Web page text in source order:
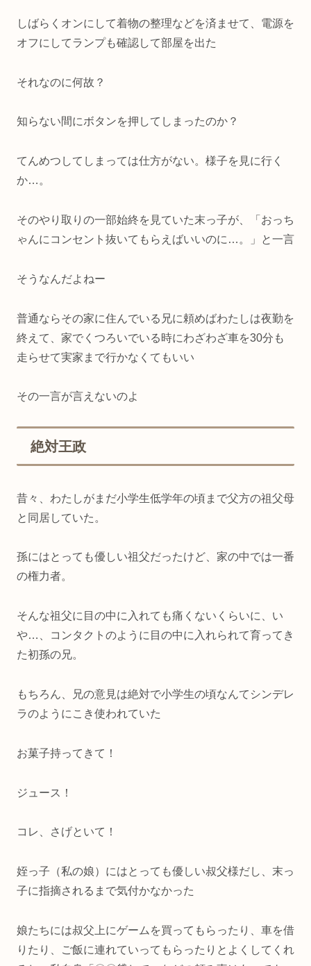
しばらくオンにして着物の整理などを済ませて、電源を
オフにしてランプも確認して部屋を出た
それなのに何故？
知らない間にボタンを押してしまったのか？
てんめつしてしまっては仕方がない。様子を見に行く
か…。
そのやり取りの一部始終を見ていた末っ子が、「おっち
ゃんにコンセント抜いてもらえばいいのに…。」と一言
そうなんだよねー
普通ならその家に住んでいる兄に頼めばわたしは夜勤を
終えて、家でくつろいでいる時にわざわざ車を30分も
走らせて実家まで行かなくてもいい
その一言が言えないのよ
絶対王政
昔々、わたしがまだ小学生低学年の頃まで父方の祖父母
と同居していた。
孫にはとっても優しい祖父だったけど、家の中では一番
の権力者。
そんな祖父に目の中に入れても痛くないくらいに、い
や…、コンタクトのように目の中に入れられて育ってき
た初孫の兄。
もちろん、兄の意見は絶対で小学生の頃なんてシンデレ
ラのようにこき使われていた
お菓子持ってきて！
ジュース！
コレ、さげといて！
姪っ子（私の娘）にはとっても優しい叔父様だし、末っ
子に指摘されるまで気付かなかった
娘たちには叔父上にゲームを買ってもらったり、車を借
りたり、ご飯に連れていってもらったりとよくしてくれ